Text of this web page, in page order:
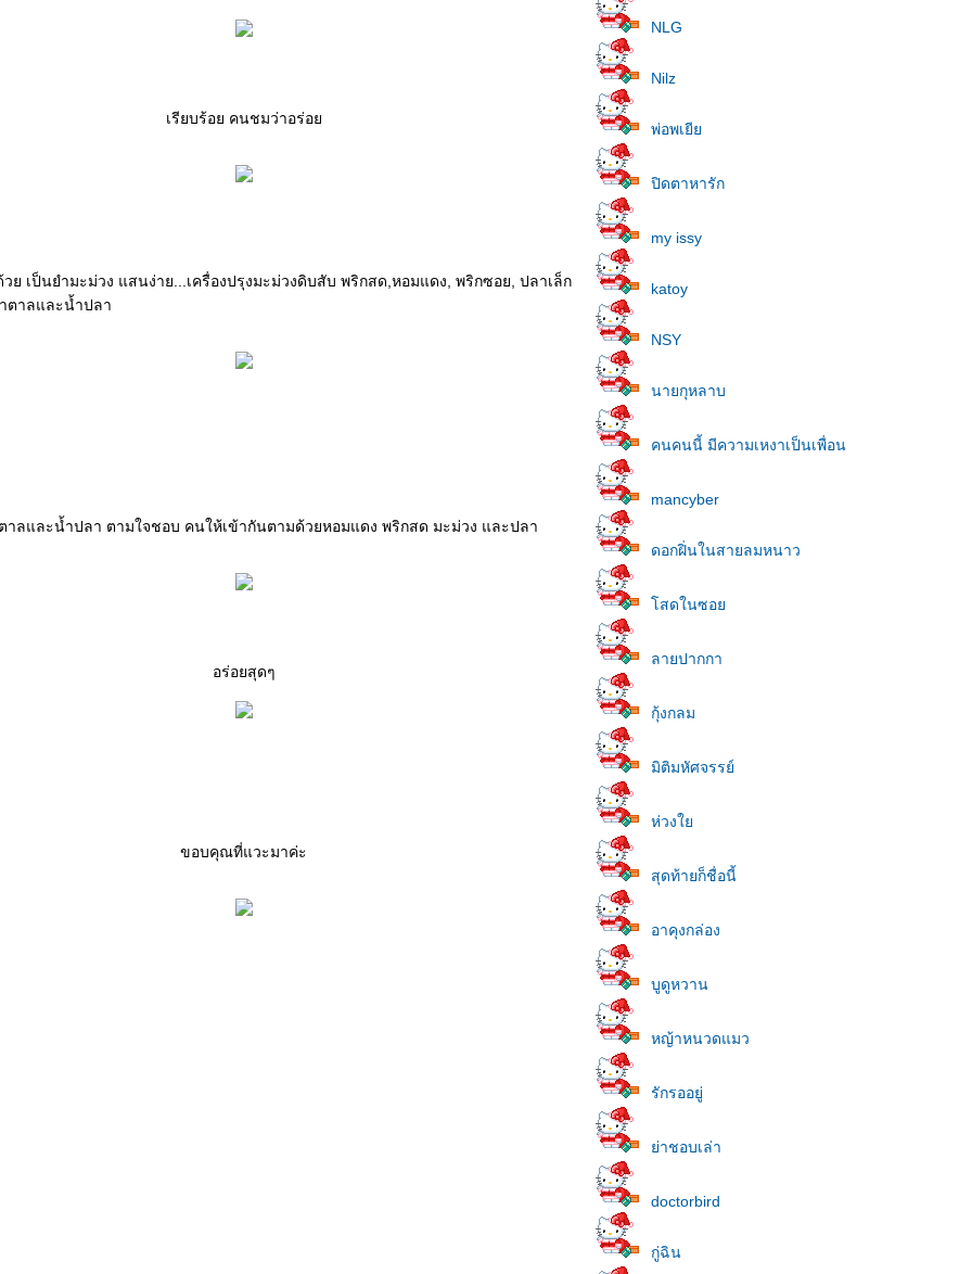
เรียบร้อย คนชมว่าอร่อ
ย เป็นยำมะม่วง แสนง่าย...เครื่องปรุงมะม่วงดิบสับ พริกสด,หอมแดง, พริกซอย, ปลาเล็ก
ตาลและน้ำปลา
าลและน้ำปลา ตามใจชอบ คนให้เข้ากันตามด้วยหอมแดง พริกสด มะม่วง และปลา
อร่อยสุดๆ
ขอบคุณที่แวะมาค่ะ
NLG
Nilz
พ่อพเยี
ปิดตาหารัก
my issy
katoy
NSY
นายกุหลาบ
คนคนนี้ มีความเหงาเป็นเพื่อน
mancyber
ดอกฝิ่นในสายลมหนาว
สดในซอ
ลายปากกา
กุ้งกลม
มิติมหัศจรรย์
ห่วง
สุดท้ายก็ชื่อนี้
อาคุงกล่อง
บูดูหวาน
หญ้าหนวดแมว
รักรออยู่
่าชอบเล่า
doctorbird
กู่ฉิน